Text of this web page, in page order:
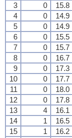
3
0 15.8
4
0 14.9
5
0 14.9
6
0 15.5
7
0 15.7
8
0 16.7
9
0 17.3
10
0 17.7
11
0 18.0
12
0 17.8
13
4 16.1
14
1 16.5
15
1 16.2
3
0 15.8
4
0 14.9
5
0 14.9
6
0 15.5
7
0 15.7
8
0 16.7
9
0 17.3
10
0 17.7
11
0 18.0
12
0 17.8
13
4 16.1
14
1 16.5
15
1 16.2
3
0 15.8
4
0 14.9
5
0 14.9
6
0 15.5
7
0 15.7
8
0 16.7
9
0 17.3
10
0 17.7
11
0 18.0
12
0 17.8
13
4 16.1
14
1 16.5
15
1 16.2
3
0 15.8
4
0 14.9
5
0 14.9
6
0 15.5
7
0 15.7
8
0 16.7
9
0 17.3
10
0 17.7
11
0 18.0
12
0 17.8
13
4 16.1
14
1 16.5
15
1 16.2